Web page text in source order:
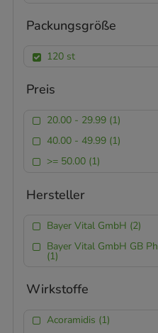
Packungsgröße
120 st
Preis
20.00 - 29.99 (1)
40.00 - 49.99 (1)
>= 50.00 (1)
Hersteller
Bayer Vital GmbH (2)
Bayer Vital GmbH GB
(1)
Wirkstoffe
Acoramidis (1)